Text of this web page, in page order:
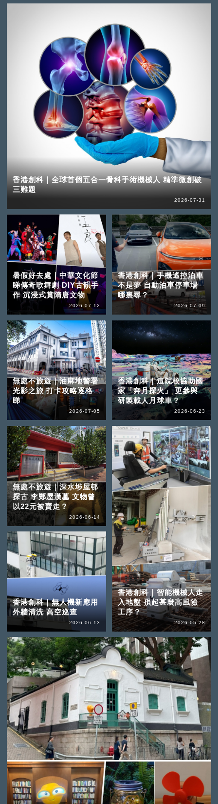
香港創科｜全球首個五合一骨科手術機械人 精準微創破
三難題
2026-07-31
暑假好去處｜中華文化節
睇傳奇歌舞劇 DIY古韻手
作 沉浸式賞隋唐文物
2026-07-12
香港創科｜手機遙控泊車
不是夢 自動泊車停車場
哪裏尋？
2026-07-09
無處不旅遊｜油麻地警署
光影之旅 打卡攻略逐格
睇
2026-07-05
香港創科｜這院校協助國
家「奔月探火」 更參與
研製載人月球車？
2026-06-23
無處不旅遊｜深水埗屋邨
探古 李鄭屋漢墓 文物曾
以22元被賣走？
2026-06-14
香港創科｜無人機新應用
外牆清洗 高空巡查
2026-06-13
香港創科｜智能機械人走
入地盤 孭起甚麼高風險
工序？
2026-05-28